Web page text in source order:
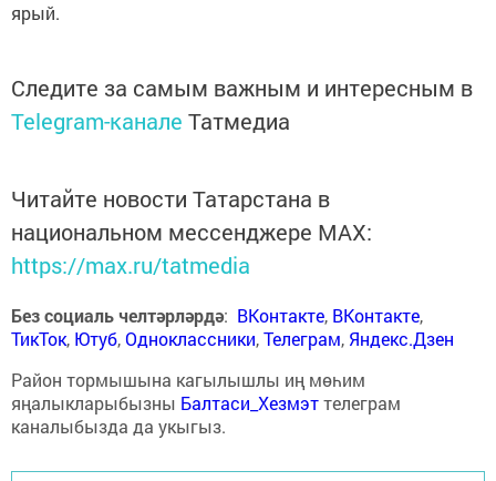
ярый.
Следите за самым важным и интересным в
Telegram-канале Татмедиа
Читайте новости Татарстана в
национальном мессенджере MАХ:
https://max.ru/tatmedia
Без социаль челтәрләрдә: ВКонтакте, ВКонтакте,
ТикТок, Ютуб,Одноклассники,Телеграм, Яндекс.Дзен
Район тормышына кагылышлы иң мөһим
яңалыкларыбызны Балтаси_Хезмэттелеграм
каналыбызда да укыгыз.